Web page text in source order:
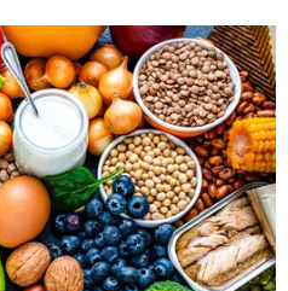
ARTIKEL